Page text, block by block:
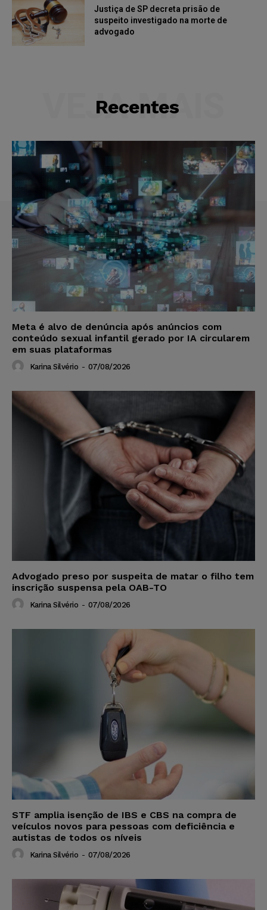
Justiça de SP decreta prisão de
suspeito investigado na morte de
advogado
Recentes
VEJA MAIS
Meta é alvo de denúncia após anúncios com
conteúdo sexual infantil gerado por IA circularem
em suas plataformas
Karina Silvério - 07/08/2026
Advogado preso por suspeita de matar o filho tem
inscrição suspensa pela OAB-TO
Karina Silvério - 07/08/2026
STF amplia isenção de IBS e CBS na compra de
veículos novos para pessoas com deficiência e
autistas de todos os níveis
Karina Silvério - 07/08/2026